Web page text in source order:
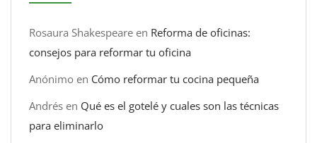
Rosaura Shakespeare en Reforma de oficinas:
consejos para reformar tu oficina
Anónimo en Cómo reformar tu cocina pequeña
Andrés en Qué es el gotelé y cuales son las técnicas
para eliminarlo